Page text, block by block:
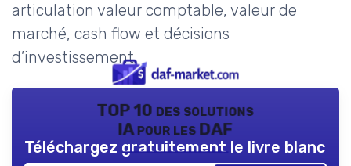
articulation valeur comptable, valeur de
marché, cash flow et décisions
d’investissement.
TOP 10 des solutions
IA pour les DAF
Téléchargez gratuitement le livre blanc